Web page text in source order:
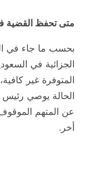
متى تحفظ القضية
الجزائية في
المتوفرة غير
الحالة يوصي رئيس
عن المتهم
أخر.